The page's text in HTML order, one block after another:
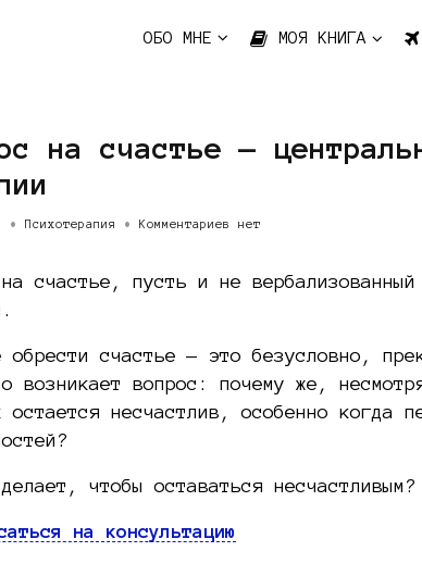
ОБО МНЕ МОЯ КНИГА
на счастье —
• Психотерапия • Комментариев нет
счастье, пусть и не
обрести счастье — это безусловно,
возникает вопрос: почему же,
остается несчастлив, особенно когда
чтобы оставаться несчастливым?
на консультацию